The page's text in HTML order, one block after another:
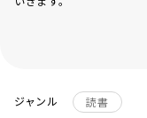
ジャンル
読書